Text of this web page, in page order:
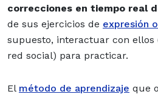
correcciones en tiempo real
de sus ejercicios de expresión
supuesto, interactuar con
red social) para practicar.
El método de aprendizaje que